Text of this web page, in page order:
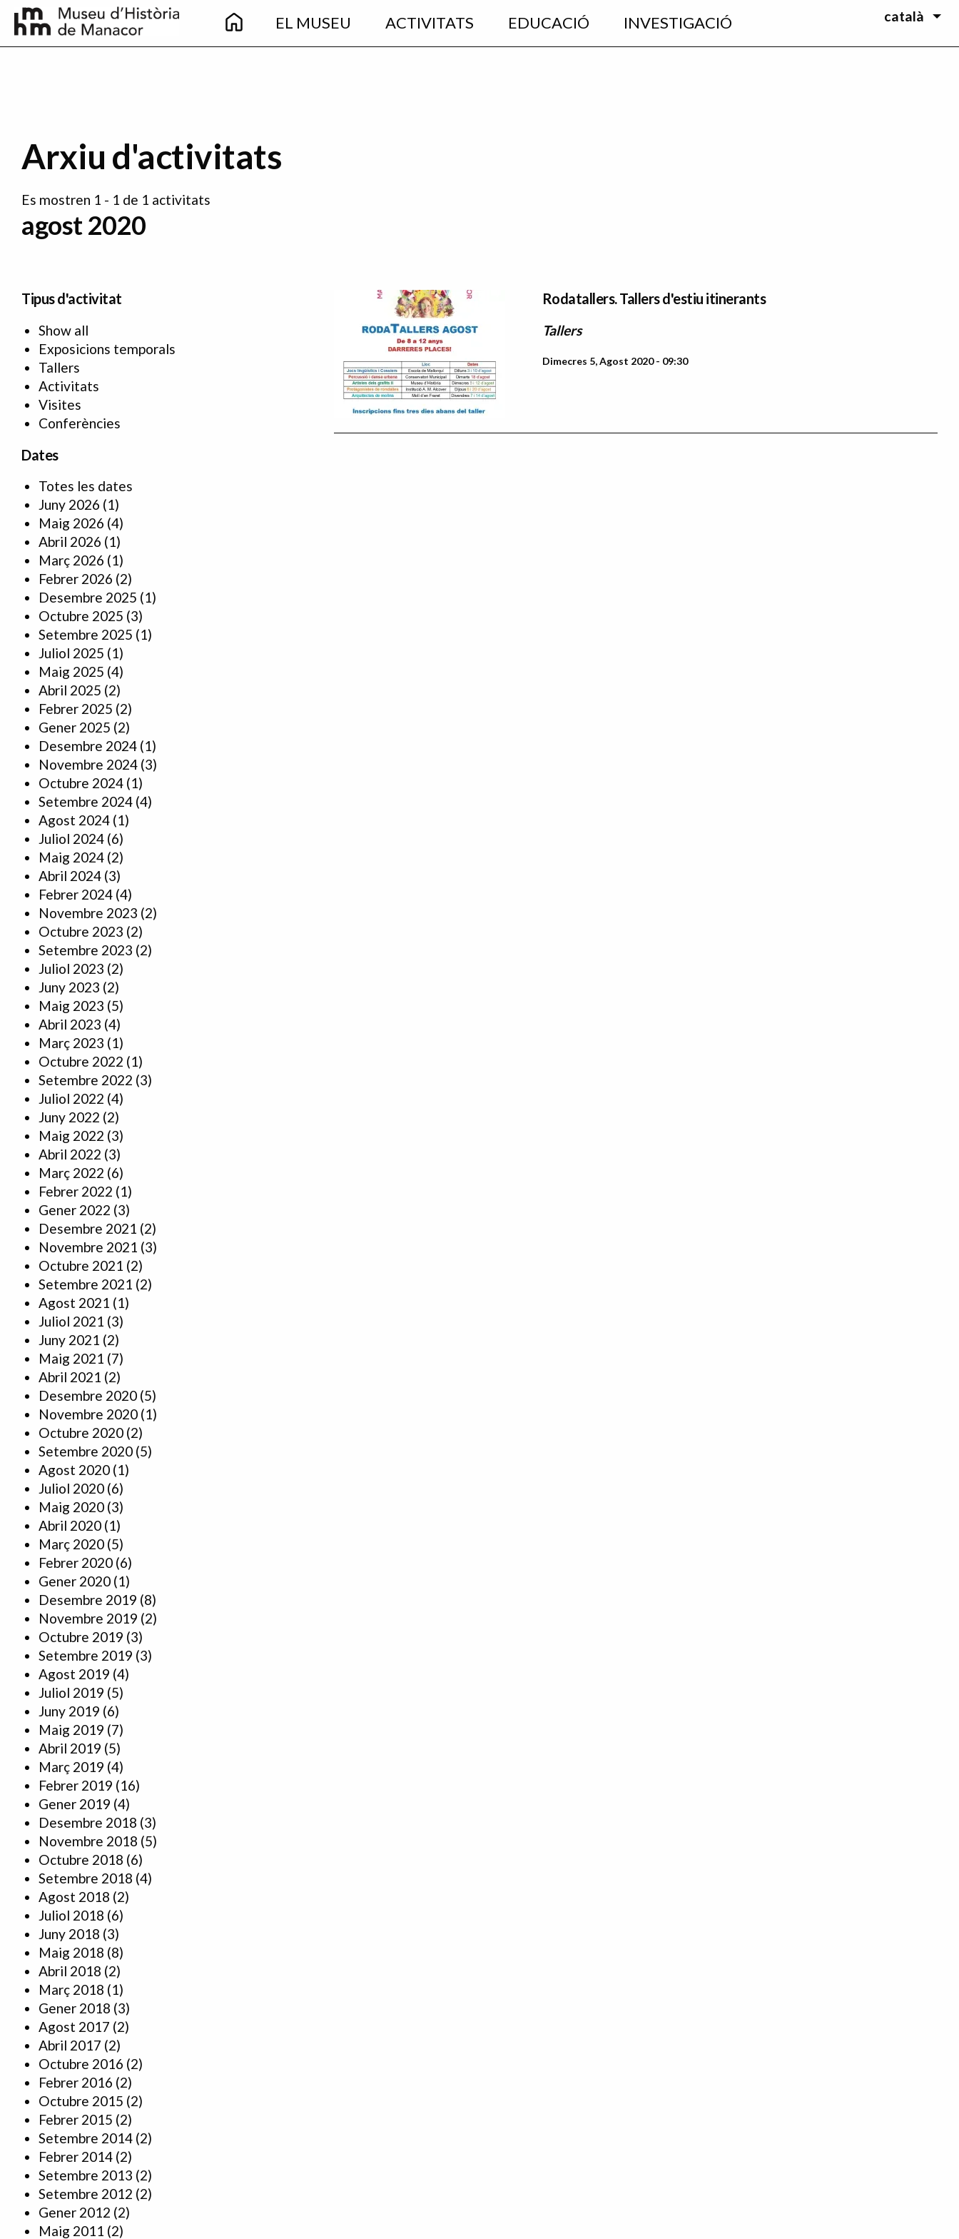
Vés al contingut
Main
navigation
EL MUSEU ACTIVITATS EDUCACIÓ INVESTIGACIÓ català
Arxiu d'activitats
Es mostren 1 - 1 de 1 activitats
agost 2020
Tipus d'activitat
Show all
Exposicions temporals
Tallers
Activitats
Visites
Conferències
Dates
Totes les dates
Juny 2026 (1)
Maig 2026 (4)
Abril 2026 (1)
Març 2026 (1)
Febrer 2026 (2)
Desembre 2025 (1)
Octubre 2025 (3)
Setembre 2025 (1)
Juliol 2025 (1)
Maig 2025 (4)
Abril 2025 (2)
Febrer 2025 (2)
Gener 2025 (2)
Desembre 2024 (1)
Novembre 2024 (3)
Octubre 2024 (1)
Setembre 2024 (4)
Agost 2024 (1)
Juliol 2024 (6)
Maig 2024 (2)
Abril 2024 (3)
Febrer 2024 (4)
Novembre 2023 (2)
Octubre 2023 (2)
Setembre 2023 (2)
Juliol 2023 (2)
Juny 2023 (2)
Maig 2023 (5)
Abril 2023 (4)
Març 2023 (1)
Octubre 2022 (1)
Setembre 2022 (3)
Juliol 2022 (4)
Juny 2022 (2)
Maig 2022 (3)
Abril 2022 (3)
Març 2022 (6)
Febrer 2022 (1)
Gener 2022 (3)
Desembre 2021 (2)
Novembre 2021 (3)
Octubre 2021 (2)
Setembre 2021 (2)
Agost 2021 (1)
Juliol 2021 (3)
Juny 2021 (2)
Maig 2021 (7)
Abril 2021 (2)
Desembre 2020 (5)
Novembre 2020 (1)
Octubre 2020 (2)
Setembre 2020 (5)
Agost 2020 (1)
Juliol 2020 (6)
Maig 2020 (3)
Abril 2020 (1)
Març 2020 (5)
Febrer 2020 (6)
Gener 2020 (1)
Desembre 2019 (8)
Novembre 2019 (2)
Octubre 2019 (3)
Setembre 2019 (3)
Agost 2019 (4)
Juliol 2019 (5)
Juny 2019 (6)
Maig 2019 (7)
Abril 2019 (5)
Març 2019 (4)
Febrer 2019 (16)
Gener 2019 (4)
Desembre 2018 (3)
Novembre 2018 (5)
Octubre 2018 (6)
Setembre 2018 (4)
Agost 2018 (2)
Juliol 2018 (6)
Juny 2018 (3)
Maig 2018 (8)
Abril 2018 (2)
Març 2018 (1)
Gener 2018 (3)
Agost 2017 (2)
Abril 2017 (2)
Octubre 2016 (2)
Febrer 2016 (2)
Octubre 2015 (2)
Febrer 2015 (2)
Setembre 2014 (2)
Febrer 2014 (2)
Setembre 2013 (2)
Setembre 2012 (2)
Gener 2012 (2)
Maig 2011 (2)
Rodatallers. Tallers d'estiu itinerants
Tallers
Dimecres 5, Agost 2020 - 09:30